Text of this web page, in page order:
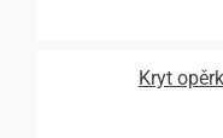
Kryt